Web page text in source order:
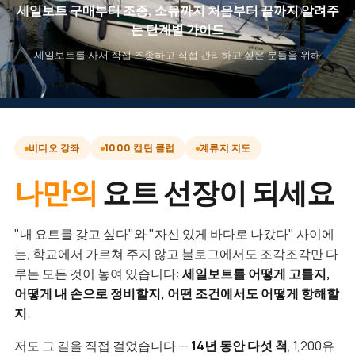
세일보트 구매부터 조종, 소유까지 처음부터 끝까지 알려주
는 단계별 가이드
세일보트를 사서 직접 조종하고 직접 관리하고 싶은 분들을 위해
비디오 강좌 1000 캡틴 클럽 계류지 지도
나만의 요트 선장이 되세요
"내 요트를 갖고 싶다"와 "자신 있게 바다로 나갔다" 사이에
는, 학교에서 가르쳐 주지 않고 블로그에서도 조각조각만 다
루는 모든 것이 놓여 있습니다: 세일보트를 어떻게 고를지,
어떻게 내 손으로 정비할지, 어떤 조건에서도 어떻게 항해할
지.
저도 그 길을 직접 걸었습니다 — 14년 동안 다섯 척, 1,200유